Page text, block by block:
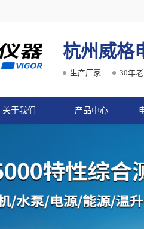
杭州威格
生产厂家 30年
关于我们 产品中心